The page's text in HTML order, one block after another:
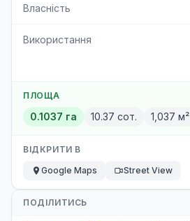
Власність
Використання
ПЛОЩА
0.1037 га 10.37 сот. 1,037 м²
ВІДКРИТИ В
Google Maps
Street View
ПОДІЛИТИСЬ